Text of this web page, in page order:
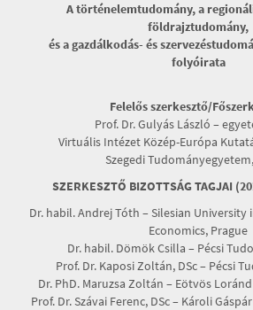
A történelemtudomány, a
földrajztudomány,
és a gazdálkodás- és
folyóirata
Felelős szerkesztő/
Prof. Dr. Gulyás László –
Virtuális Intézet Közép-Európa
Szegedi
SZERKESZTŐ BIZOTTSÁG TAGJAI
Dr. habil. Andrej Tóth – Silesian University
Economics, Prague
Dr. habil. Dömök Csilla – Pécsi
Prof. Dr. Kaposi Zoltán, DSc – Pécsi
Dr. PhD. Maruzsa Zoltán – Eötvös
Prof. Dr. Szávai Ferenc, DSc – Károli